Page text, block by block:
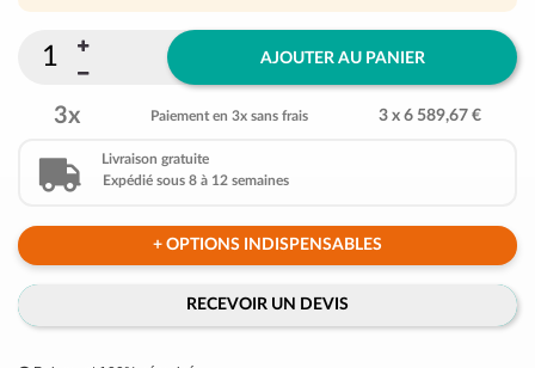
AJOUTER AU PANIER
3x Paiement en 3x sans frais 3 x 6 589,67 €
Livraison gratuite
Expédié sous 8 à 12 semaines
+ OPTIONS INDISPENSABLES
RECEVOIR UN DEVIS